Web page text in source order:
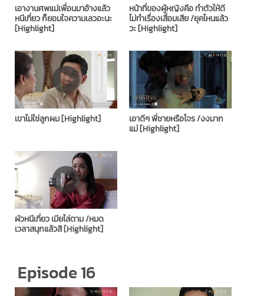
เอางานศพแม่เพื่อนมาอ้างแล้ว
หนีเที่ยว ก็ยอมใจความเลวอะนะ
[Highlight]
หน้าที่ของผู้หญิงคือ ทำตัวให้ดี
ไม่ทำเรื่องเสื่อมเสีย /ยุคไหนแล้ว
วะ [Highlight]
เขาไม่ใช่ลูกผม [Highlight] เอาดีๆ พี่ชายหรือโจร /งงมาก
แม่ [Highlight]
ผัวหนีเที่ยว เมียไล่ตาม /หมด
เวลาสนุกแล้วสิ [Highlight]
Episode 16